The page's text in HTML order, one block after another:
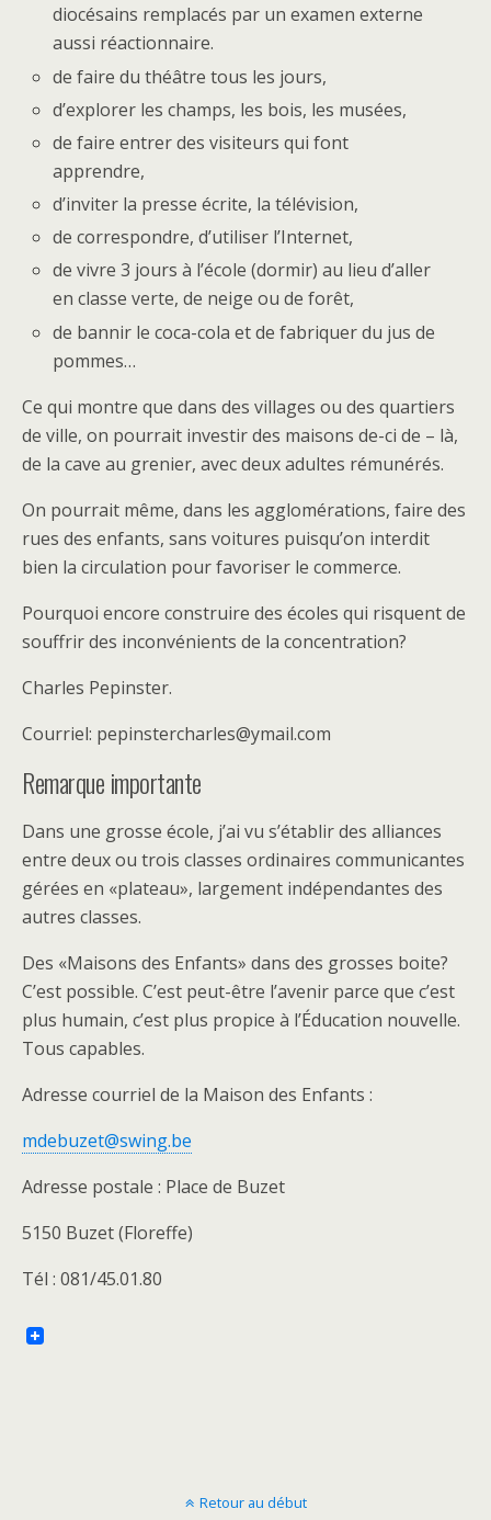
diocésains remplacés par un examen externe
aussi réactionnaire.
de faire du théâtre tous les jours,
d’explorer les champs, les bois, les musées,
de faire entrer des visiteurs qui font
apprendre,
d’inviter la presse écrite, la télévision,
de correspondre, d’utiliser l’Internet,
de vivre 3 jours à l’école (dormir) au lieu d’aller
en classe verte, de neige ou de forêt,
de bannir le coca-cola et de fabriquer du jus de
pommes…
Ce qui montre que dans des villages ou des quartiers
de ville, on pourrait investir des maisons de-ci de – là,
de la cave au grenier, avec deux adultes rémunérés.
On pourrait même, dans les agglomérations, faire des
rues des enfants, sans voitures puisqu’on interdit
bien la circulation pour favoriser le commerce.
Pourquoi encore construire des écoles qui risquent de
souffrir des inconvénients de la concentration?
Charles Pepinster.
Courriel: pepinstercharles@ymail.com
Remarque importante
Dans une grosse école, j’ai vu s’établir des alliances
entre deux ou trois classes ordinaires communicantes
gérées en «plateau», largement indépendantes des
autres classes.
Des «Maisons des Enfants» dans des grosses boite?
C’est possible. C’est peut-être l’avenir parce que c’est
plus humain, c’est plus propice à l’Éducation nouvelle.
Tous capables.
Adresse courriel de la Maison des Enfants :
mdebuzet@swing.be
Adresse postale : Place de Buzet
5150 Buzet (Floreffe)
Tél : 081/45.01.80
Retour au début